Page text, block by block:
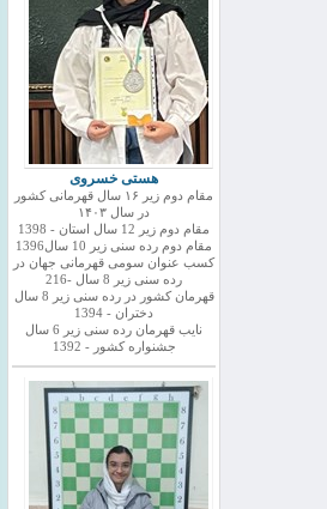
هستی خسروی
مقام دوم زیر ۱۶ سال قهرمانی کشور
در سال ۱۴۰۳
مقام دوم زیر 12 سال استان - 1398
مقام دوم رده سنی زیر 10 سال1396
کسب عنوان سومی قهرمانی جهان در
رده سنی زیر 8 سال -216
قهرمان کشور در رده سنی زیر 8 سال
دختران - 1394
نایب قهرمان رده سنی زیر 6 سال
جشنواره کشور - 1392